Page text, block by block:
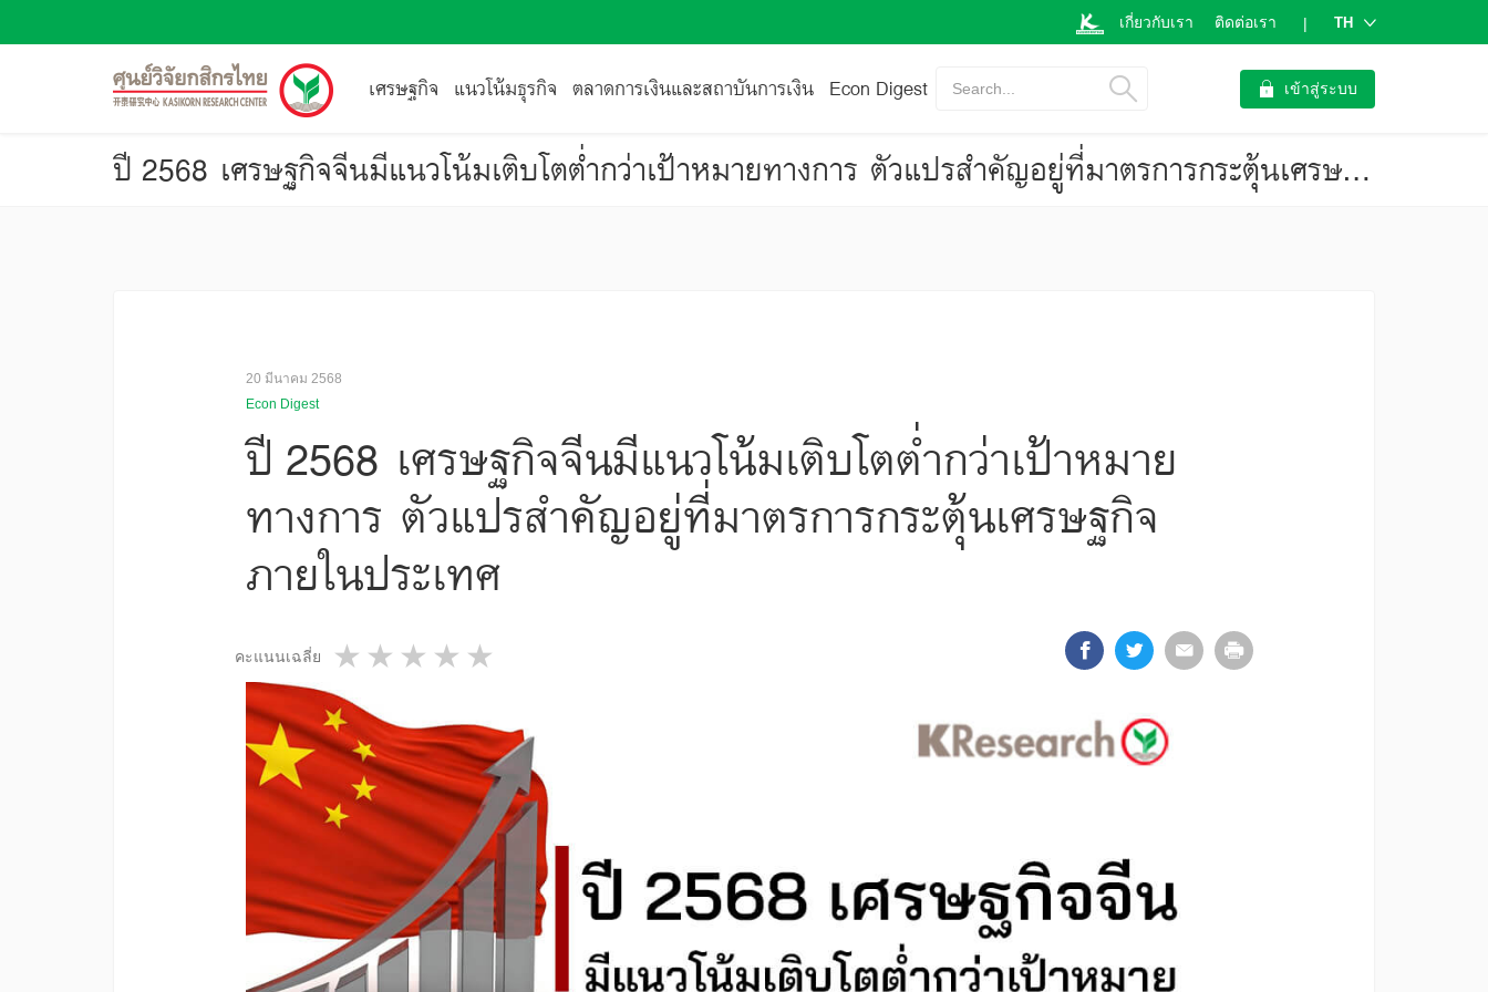
เกี่ยวกับเรา ติดต่อเรา | TH
เศรษฐกิจ แนวโน้มธุรกิจ ตลาดการเงินและสถาบันการเงิน Econ Digest Search... เข้าสู่ระบบ
ปี 2568 เศรษฐกิจจีนมีแนวโน้มเติบโตต่ำกว่าเป้าหมายทางการ ตัวแปรสำคัญอยู่ที่มาตรการกระตุ้นเศรษฐกิจภายในประเทศ
20 มีนาคม 2568
Econ Digest
ปี 2568 เศรษฐกิจจีนมีแนวโน้มเติบโตต่ำกว่าเป้าหมาย
ทางการ ตัวแปรสำคัญอยู่ที่มาตรการกระตุ้นเศรษฐกิจ
ภายในประเทศ
คะแนนเฉลี่ย 4 stars
3 stars
2 stars
1 star